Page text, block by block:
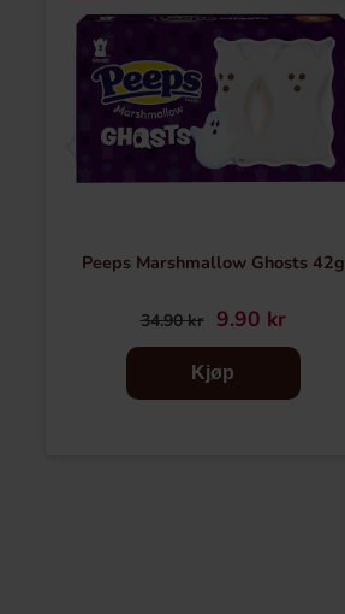
Peeps Marshmallow Ghosts 42g
34.90 kr 9.90 kr
Kjøp